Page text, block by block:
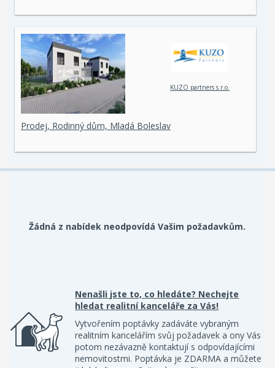
KUZO partners s.r.o.
Prodej, Rodinný dům, Mladá Boleslav
Žádná z nabídek neodpovídá Vašim požadavkům.
Nenašli jste to, co hledáte? Nechejte
hledat realitní kanceláře za Vás!
Vytvořením poptávky zadáváte vybraným
realitním kancelářím svůj požadavek a ony Vás
potom nezávazně kontaktují s odpovídajícími
nemovitostmi. Poptávka je ZDARMA a můžete